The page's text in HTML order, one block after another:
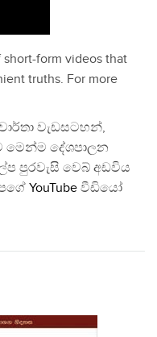
form videos that
truths. For more
වැඩසටහන්,
මෙන්ම දේශපාලන
පුරවැසි වෙබ් අඩවිය
YouTube වීඩියෝ